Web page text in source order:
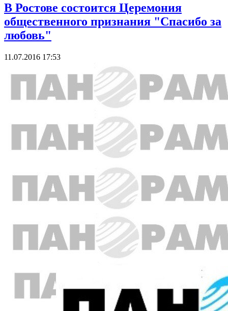
В Ростове состоится Церемония
общественного признания "Спасибо за
любовь"
11.07.2016 17:53